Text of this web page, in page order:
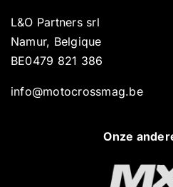
L&O Partners srl
Namur, Belgique
BE0479 821 386
info@motocrossmag.be
Onze